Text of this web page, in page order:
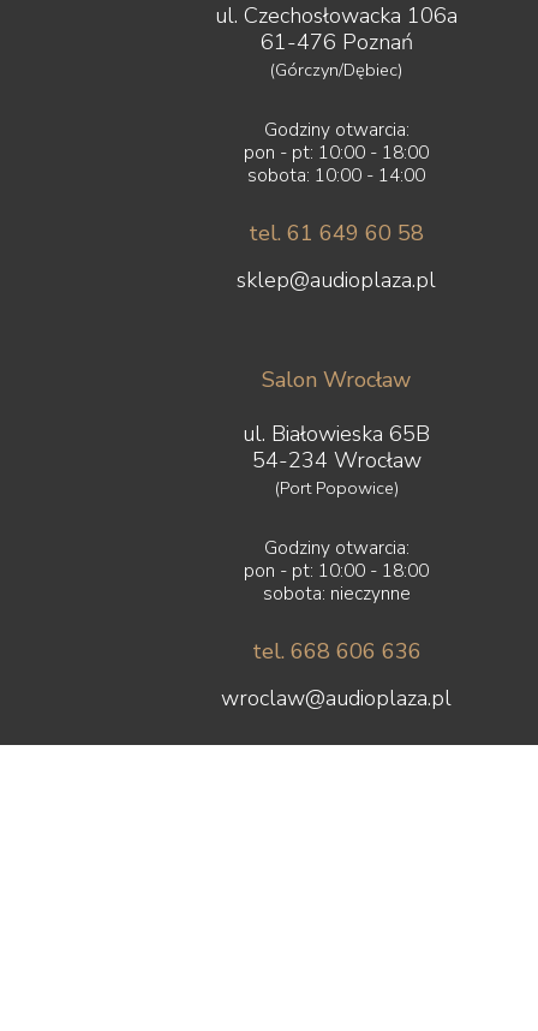
ul. Czechosłowacka 106a
61-476 Poznań
(Górczyn/Dębiec)
Godziny otwarcia:
pon - pt: 10:00 - 18:00
sobota: 10:00 - 14:00
tel. 61 649 60 58
sklep@audioplaza.pl
Salon Wrocław
ul. Białowieska 65B
54-234 Wrocław
(Port Popowice)
Godziny otwarcia:
pon - pt: 10:00 - 18:00
sobota: nieczynne
tel. 668 606 636
wroclaw@audioplaza.pl